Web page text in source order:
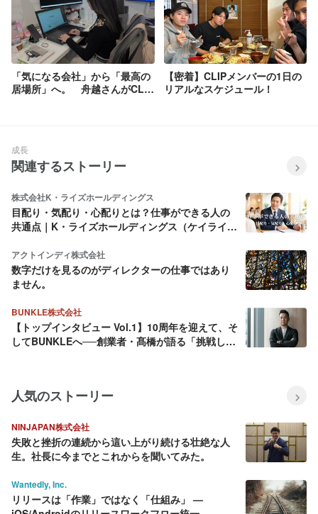
「気になる会社」から「最高の
居場所」へ。 舟越さんがCLIP
【密着】CLIPメンバーの1日の
リアルなスケジュール！
成長
関連するストーリー
株式会社K・ライズホールディングス
目配り・気配り・心配りとは？仕事ができる人の
共通点｜K・ライズホールディングス（ケイライ
アクトインディ株式会社
数字だけを見るのがディレクターの仕事ではあり
ません。
BUNKLE株式会社
【トップインタビュー Vol.1】10周年を迎えて、そ
してBUNKLEへ──創業者・髙橋が語る「挑戦し続
人気のストーリー
NINJAPAN株式会社
失敗と挫折の連続から這い上がり続ける壮絶な人
生。社長に今までとこれからを聞いてみた。
Wantedly, Inc.
リリースは「作業」ではなく「仕組み」 —